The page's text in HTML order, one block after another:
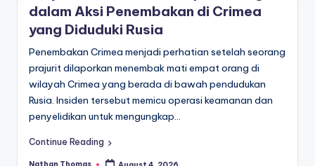
dalam Aksi Penembakan di Crimea
yang Diduduki Rusia
Penembakan Crimea menjadi perhatian setelah seorang
prajurit dilaporkan menembak mati empat orang di
wilayah Crimea yang berada di bawah pendudukan
Rusia. Insiden tersebut memicu operasi keamanan dan
penyelidikan untuk mengungkap…
Continue Reading
Nathan Thomas